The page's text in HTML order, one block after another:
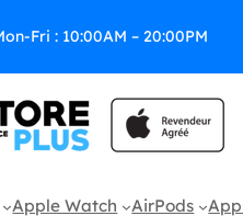
Fri : 10:00AM – 20:00PM
Apple Watch AirPods